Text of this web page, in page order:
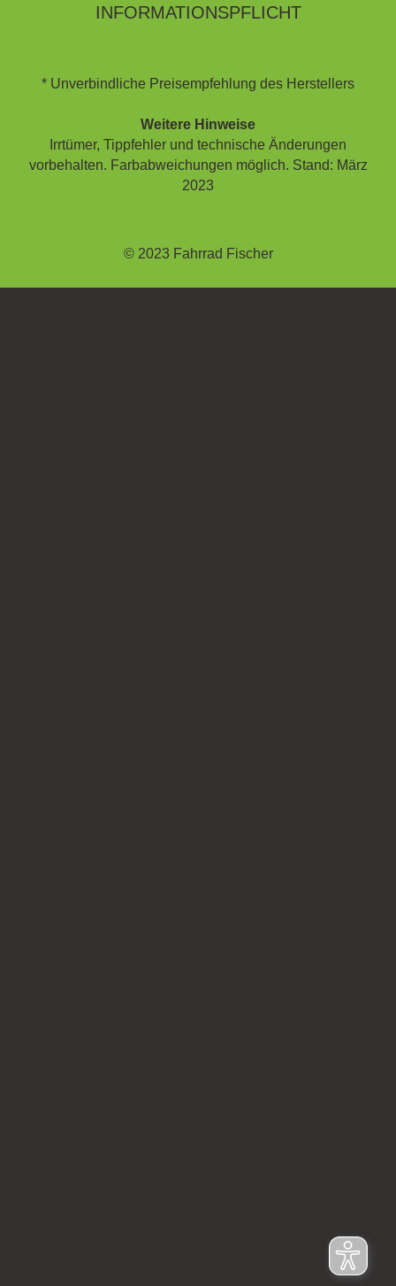
INFORMATIONSPFLICHT
* Unverbindliche Preisempfehlung des Herstellers
Weitere Hinweise
Irrtümer, Tippfehler und technische Änderungen
vorbehalten. Farbabweichungen möglich. Stand: März
2023
© 2023 Fahrrad Fischer